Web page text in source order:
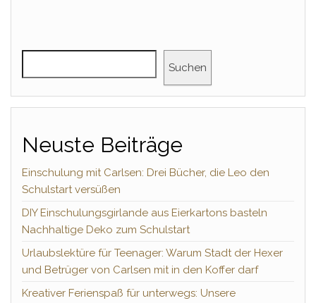
Suchen
Neuste Beiträge
Einschulung mit Carlsen: Drei Bücher, die Leo den
Schulstart versüßen
DIY Einschulungsgirlande aus Eierkartons basteln
Nachhaltige Deko zum Schulstart
Urlaubslektüre für Teenager: Warum Stadt der Hexer
und Betrüger von Carlsen mit in den Koffer darf
Kreativer Ferienspaß für unterwegs: Unsere